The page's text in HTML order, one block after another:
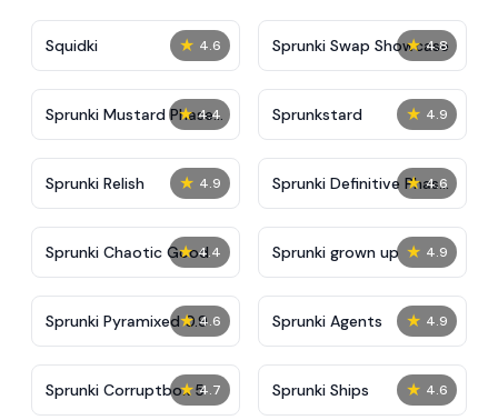
★ 4.6
Squidki ★ 4.8
Sprunki Swap Showcase
★ 4.4
Sprunki Mustard Phase
2
★ 4.9
Sprunkstard
★ 4.9
Sprunki Relish ★ 4.6
Sprunki Definitive Phase
7
★ 4.4
Sprunki Chaotic Good ★ 4.9
Sprunki grown up
★ 4.6
Sprunki Pyramixed 0.9 ★ 4.9
Sprunki Agents
★ 4.7
Sprunki Corruptbox 5 ★ 4.6
Sprunki Ships